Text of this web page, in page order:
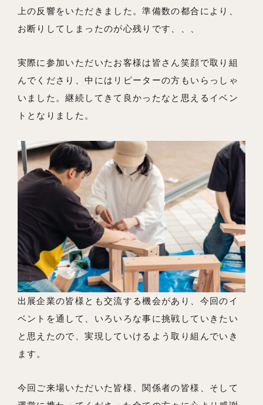
上の反響をいただきました。準備数の都合により、
お断りしてしまったのが心残りです、、、
実際に参加いただいたお客様は皆さん笑顔で取り組
んでくださり、中にはリピーターの方もいらっしゃ
いました。継続してきて良かったなと思えるイベン
トとなりました。
出展企業の皆様とも交流する機会があり、今回のイ
ベントを通して、いろいろな事に挑戦していきたい
と思えたので、実現していけるよう取り組んでいき
ます。
今回ご来場いただいた皆様、関係者の皆様、そして